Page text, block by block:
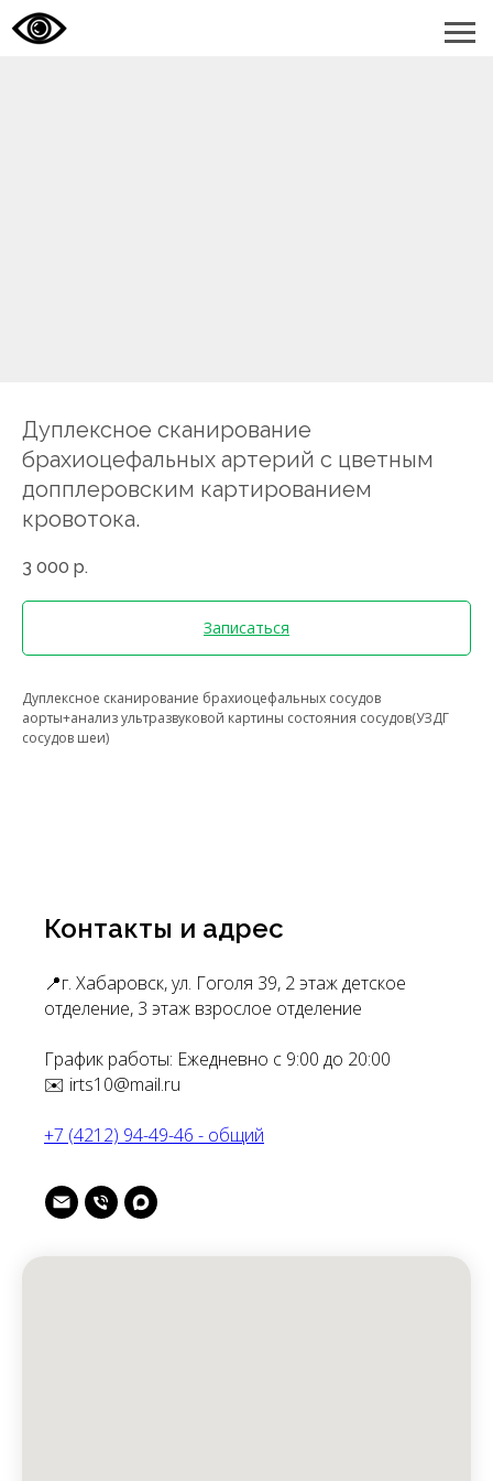
Дуплексное сканирование
брахиоцефальных артерий с цветным
допплеровским картированием
кровотока.
3 000 р.
Записаться
Дуплексное сканирование брахиоцефальных сосудов
аорты+анализ ультразвуковой картины состояния сосудов(УЗДГ
сосудов шеи)
Контакты и адрес
📍г. Хабаровск, ул. Гоголя 39, 2 этаж детское
отделение, 3 этаж взрослое отделение
График работы: Ежедневно с 9:00 до 20:00
✉️ irts10@mail.ru
+7 (4212) 94-49-46 - общий